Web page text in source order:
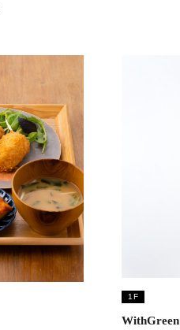
1F
WithGreen